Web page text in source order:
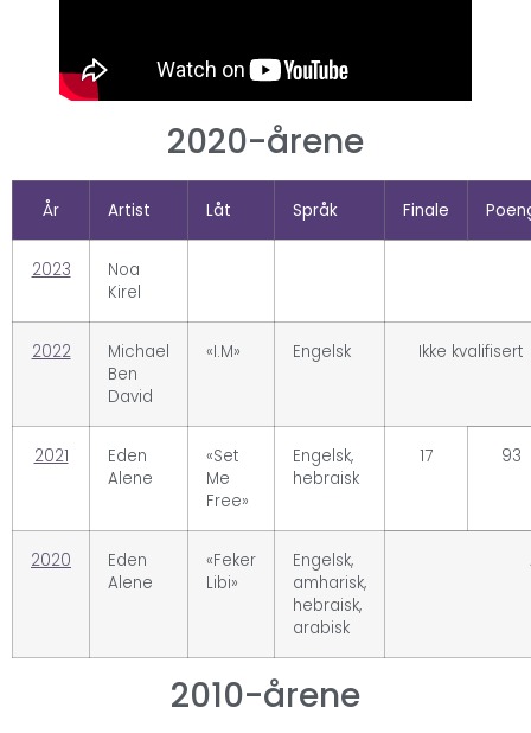
2020-årene
År Artist Låt Språk Finale
2023
Noa
Kirel
2022
Michael
Ben
David
«I.M» Engelsk Ikke kvalifisert
2021
Eden
Alene
«Set
Me
Free»
Engelsk,
hebraisk
17 93
2020
Eden
Alene
«Feker
Libi»
Engelsk,
amharisk,
hebraisk,
arabisk
2010-årene